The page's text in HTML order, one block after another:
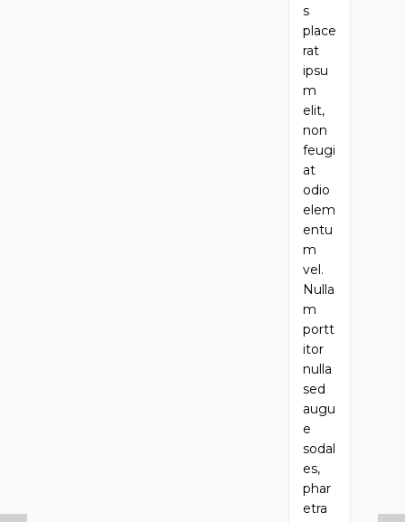
s
place
rat
ipsu
m
elit,
non
feugi
at
odio
elem
entu
m
vel.
Nulla
m
portt
itor
nulla
sed
augu
e
sodal
es,
phar
etra